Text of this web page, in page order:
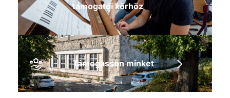
támogatói körhöz
Támogasson minket